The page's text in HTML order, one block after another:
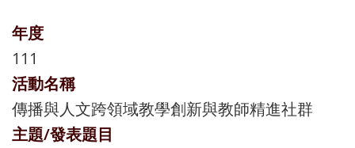
年度
111
活動名稱
傳播與人文跨領域教學創新與教師精進社群
主題/發表題目